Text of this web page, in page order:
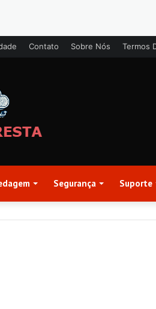
Contato Sobre Nós Termos
Segurança Suporte